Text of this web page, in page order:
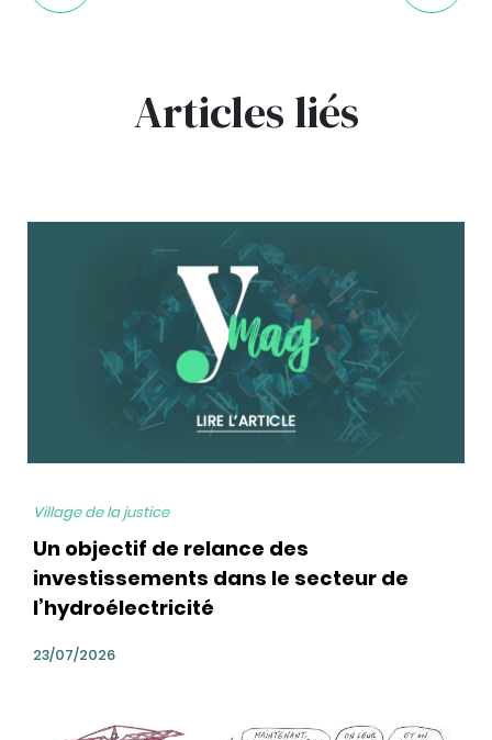
Articles liés
Village de la justice
Un objectif de relance des
investissements dans le secteur de
l’hydroélectricité
23/07/2026